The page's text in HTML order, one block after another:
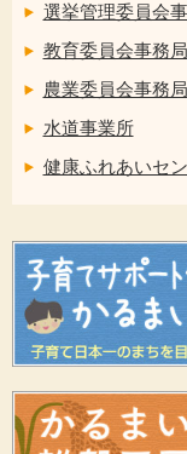
選挙管理委員会
教育委員会事務局
農業委員会事務局
水道事業所
健康ふれあいセ